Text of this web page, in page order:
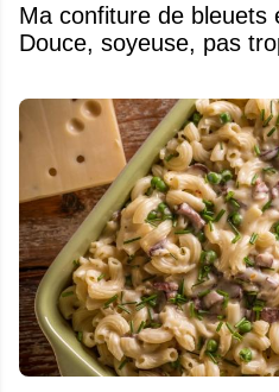
Ma confiture de bleuets
Douce, soyeuse, pas